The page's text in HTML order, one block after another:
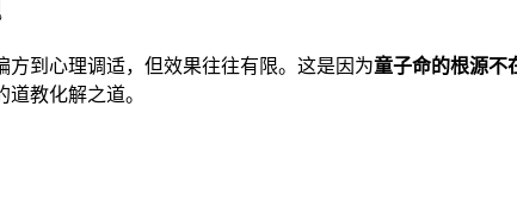
到心理调适，但效果往往有限。这是因为童子命的根源不
教化解之道。